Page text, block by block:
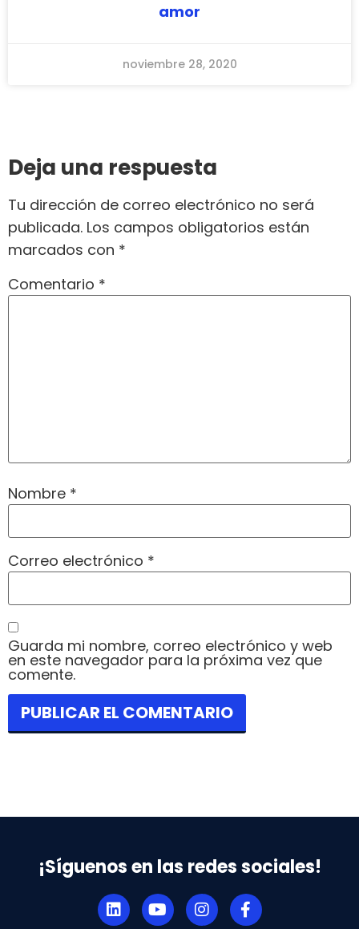
amor
noviembre 28, 2020
Deja una respuesta
Tu dirección de correo electrónico no será
publicada. Los campos obligatorios están
marcados con *
Comentario *
Nombre *
Correo electrónico *
Guarda mi nombre, correo electrónico y web
en este navegador para la próxima vez que
comente.
¡Síguenos en las redes sociales!